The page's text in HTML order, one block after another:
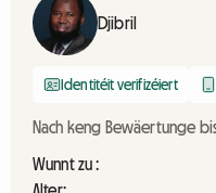
Djibril
Identitéit verifizéiert
Nach keng Bewäertunge
Wunnt zu :